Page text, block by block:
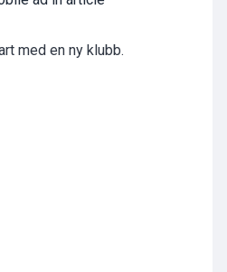
med en ny klubb.